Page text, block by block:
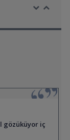
gözüküyor iç